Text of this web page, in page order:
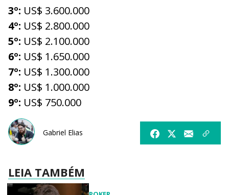
3º: US$ 3.600.000
4º: US$ 2.800.000
5º: US$ 2.100.000
6º: US$ 1.650.000
7º: US$ 1.300.000
8º: US$ 1.000.000
9º: US$ 750.000
Gabriel Elias
LEIA TAMBÉM